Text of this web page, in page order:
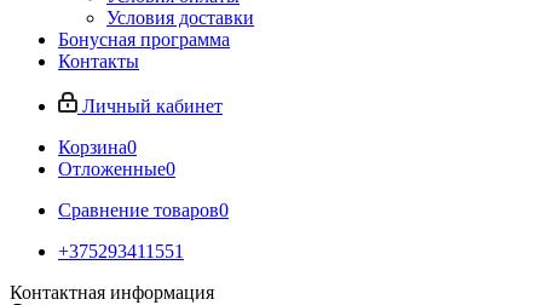
Условия доставки
Бонусная программа
Контакты
Личный кабинет
Корзина0
Отложенные0
Сравнение товаров0
+375293411551
Контактная информация